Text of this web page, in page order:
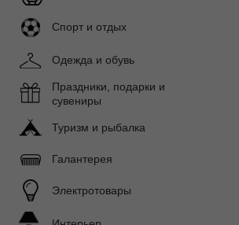
Спорт и отдых
Одежда и обувь
Праздники, подарки и
сувениры
Туризм и рыбалка
Галантерея
Электротовары